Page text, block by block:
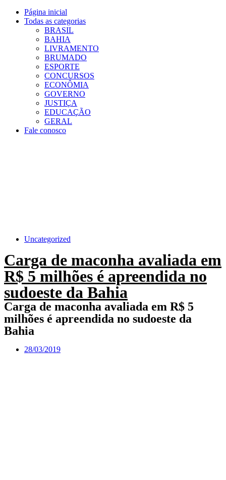
Página inicial
Todas as categorias
BRASIL
BAHIA
LIVRAMENTO
BRUMADO
ESPORTE
CONCURSOS
ECONÔMIA
GOVERNO
JUSTIÇA
EDUCAÇÃO
GERAL
Fale conosco
Uncategorized
Carga de maconha avaliada em
R$ 5 milhões é apreendida no
sudoeste da Bahia
Carga de maconha avaliada em R$ 5
milhões é apreendida no sudoeste da
Bahia
28/03/2019